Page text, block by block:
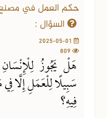
حكم العمل في
السؤال :
هَلْ يَجُوزُ
سَبِيلًا لِلْعَمَلِ إِلَّا
فِيهِ؟